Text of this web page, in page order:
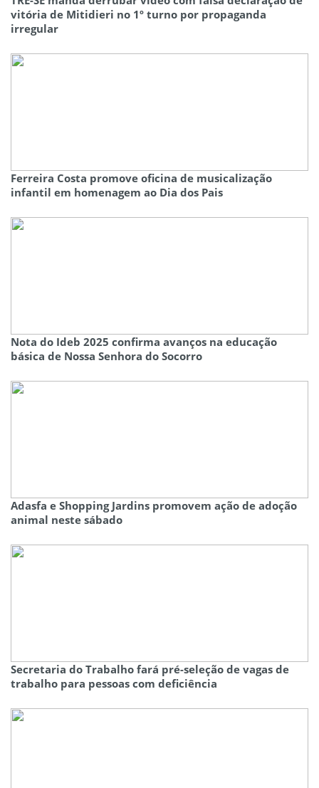
vitória de Mitidieri no 1º turno por propaganda
irregular
Ferreira Costa promove oficina de musicalização
infantil em homenagem ao Dia dos Pais
Nota do Ideb 2025 confirma avanços na educação
básica de Nossa Senhora do Socorro
Adasfa e Shopping Jardins promovem ação de adoção
animal neste sábado
Secretaria do Trabalho fará pré-seleção de vagas de
trabalho para pessoas com deficiência